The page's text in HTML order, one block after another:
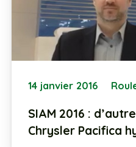
14 janvier 2016
SIAM 2016 :
Chrysler Pacifica